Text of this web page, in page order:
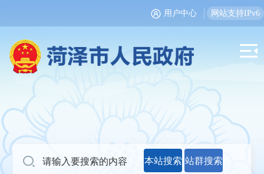
用户中心 网站支持IPv6
本站搜索 站群搜索